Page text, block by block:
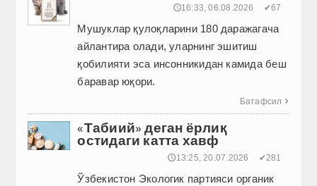
🕔16:33, 06.08.2026 ✔67
Мушуклар қулоқларини 180 даражагача
айлантира олади, уларнинг эшитиш
қобилияти эса инсонникидан камида беш
баравар юқори.
Батафсил 
«Табиий» деган ёрлиқ
остидаги катта хавф
🕔13:25, 20.07.2026 ✔281
Ўзбекистон Экологик партияси органик